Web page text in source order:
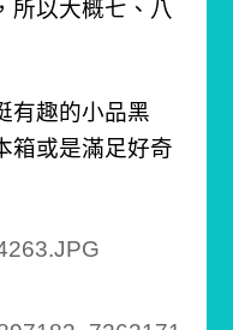
所以大概七、八
有趣的小品黑
箱或是滿足好奇